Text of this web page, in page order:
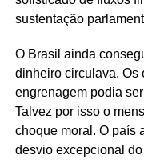
sustentação
O Brasil ainda
dinheiro circulava. Os
engrenagem podia
Talvez por isso o
choque moral. O país
desvio excepcional